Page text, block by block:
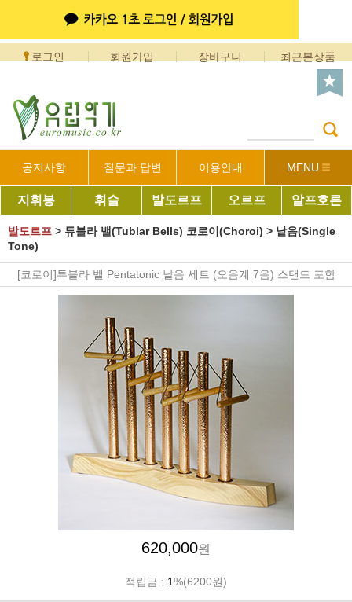
로그인 회원가입 장바구니 최근본상품
공지사항 질문과 답변 이용안내 MENU
지휘봉 휘슬 발도르프 오르프 알프호른
발도르프 > 튜블라 밸(Tublar Bells) 코로이(Choroi) > 낱음(Single
Tone)
[코로이]튜블라 벨 Pentatonic 낱음 세트 (오음계 7음) 스탠드 포함
620,000원
적립금 : 1%(6200원)